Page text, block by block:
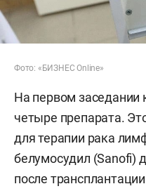
Фото: «БИЗНЕС Online»
На первом заседании
четыре препарата.
для терапии рака
белумосудил (Sanofi)
после